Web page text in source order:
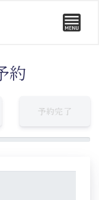
約
予約完了